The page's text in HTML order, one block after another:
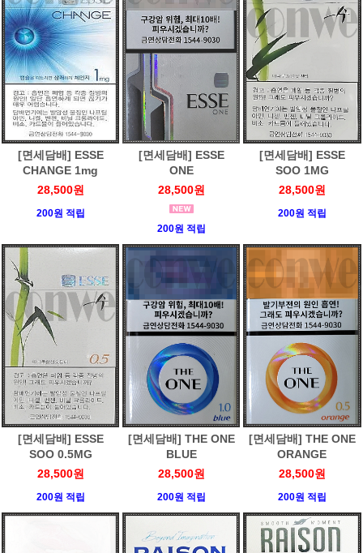
[면세담배] ESSE
CHANGE 1mg
28,500원
200원 적립
[면세담배] ESSE
ONE
28,500원
200원 적립
[면세담배] ESSE
SOO 1MG
28,500원
200원 적립
[면세담배] ESSE
SOO 0.5MG
28,500원
200원 적립
[면세담배] THE ONE
BLUE
28,500원
200원 적립
[면세담배] THE ONE
ORANGE
28,500원
200원 적립